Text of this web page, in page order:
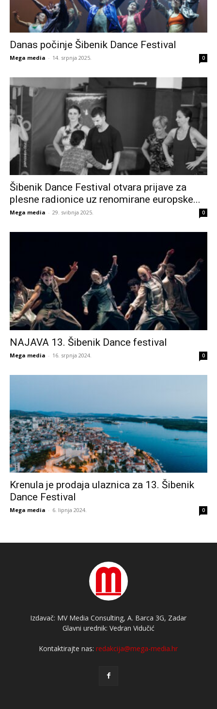
Danas počinje Šibenik Dance Festival
Mega media - 14. srpnja 2025. 0
Šibenik Dance Festival otvara prijave za
plesne radionice uz renomirane europske...
Mega media - 29. svibnja 2025. 0
NAJAVA 13. Šibenik Dance festival
Mega media - 16. srpnja 2024. 0
Krenula je prodaja ulaznica za 13. Šibenik
Dance Festival
Mega media - 6. lipnja 2024. 0
Izdavač: MV Media Consulting, A. Barca 3G, Zadar
Glavni urednik: Vedran Vidučić
Kontaktirajte nas:redakcija@mega-media.hr